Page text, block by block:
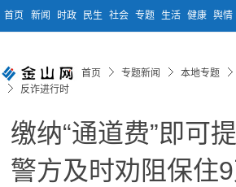
首页 新闻 时政 民生 社会 专题 生活 健康 舆情
首页 专题新闻 本地专题
反诈进行时
缴纳“通道费”即可
警方及时劝阻保住9